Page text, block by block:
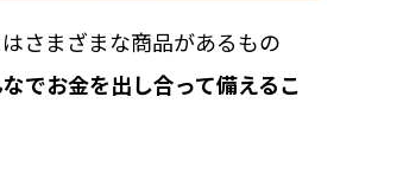
さまざまな商品があるもの
でお金を出し合って備えるこ